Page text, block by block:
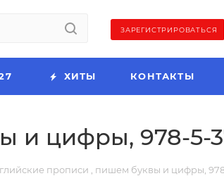
ЗАРЕГИСТРИРОВАТЬСЯ
ХИТЫ КОНТАКТЫ
и цифры, 978-5-
прописи , пишем буквы и цифры,